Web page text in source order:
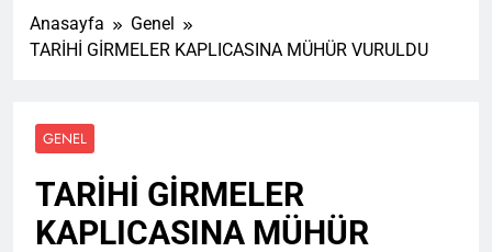
Anasayfa
Genel
TARİHİ GİRMELER KAPLICASINA MÜHÜR VURULDU
GENEL
TARİHİ GİRMELER
KAPLICASINA MÜHÜR